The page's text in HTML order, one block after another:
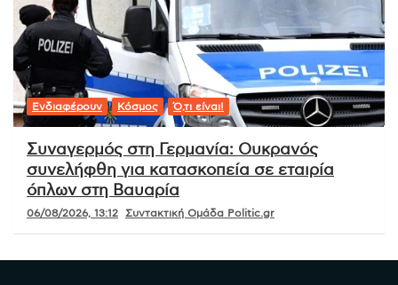
Ενδιαφέρουν Κόσμος Ό,τι είναι!
Συναγερμός στη Γερμανία: Ουκρανός
συνελήφθη για κατασκοπεία σε εταιρία
όπλων στη Βαυαρία
06/08/2026, 13:12 Συντακτική Ομάδα Politic.gr